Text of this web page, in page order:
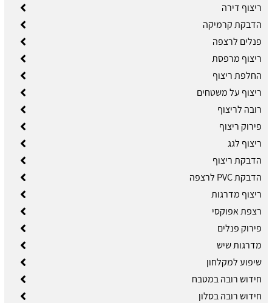
ריצוף דירה
הדבקת קרמיקה
פנלים לרצפה
ריצוף מרפסת
החלפת ריצוף
ריצוף על משטחים
רובה לריצוף
פירוק ריצוף
ריצוף לגג
הדבקת ריצוף
הדבקת PVC לרצפה
ריצוף מדרגות
רצפת אפוקסי
פירוק פנלים
מדרגות שיש
שיפוע למקלחון
חידוש רובה במטבח
חידוש רובה בסלון